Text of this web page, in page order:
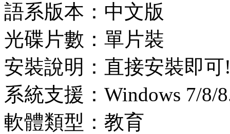
語系版本：中文版
光碟片數：單片裝
安裝說明：直接安裝即可
系統支援：Windows 7/8/
軟體類型：教育